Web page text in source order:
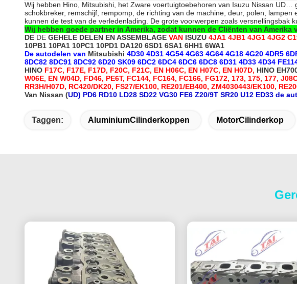
Wij hebben Hino, Mitsubishi, het Zware voertuigtoebehoren van Isuzu Nissan
schokbreker, remschijf, rempomp, de richting van de machine, deur, polen, lampen
kunnen de test van de verledenlading. De grote voorwerpen zoals
Wij hebben goede partner in Amerika, zodat kunnen de Cliënten van
DE DE GEHELE DELEN EN ASSEMBLAGE VAN ISUZU 4JA1 4JB1 4JG1 4JG2
10PB1 10PA1 10PC1 10PD1 DA120 6SD1 6SA1 6HH1 6WA1
De autodelen van Mitsubishi 4D30 4D31 4G54 4G63 4G64 4G18 4G20 4DR5
8DC82 8DC91 8DC92 6D20 SK09 6DC2 6DC4 6DC6 6DC8 6D31 4D33 4D34
HINO F17C, F17E, F17D, F20C, F21C, EN H06C, EN H07C, EN H07D, HINO
W06E, EN W04D, FD46, PE6T, FC144, FC164, FC166, FG172, 173, 175, 177,
RR3H/H07D, RC420/DK20, FS27/EK100, RE201/EB400, ZM4030443/EK100,
Van Nissan (UD) PD6 RD10 LD28 SD22 VG30 FE6 Z20/9T SR20 U12 ED33 de
Taggen: AluminiumCilinderkoppen MotorCilinderkop